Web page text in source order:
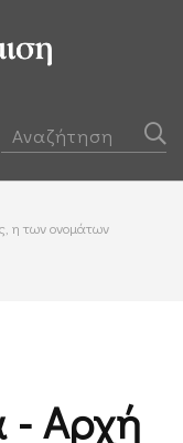
η των ονομάτων
- Αρχή